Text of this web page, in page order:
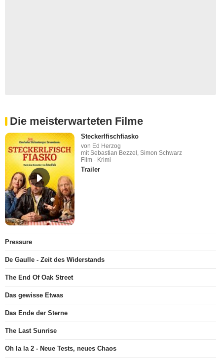
Die meisterwarteten Filme
Steckerlfischfiasko
von Ed Herzog
mit Sebastian Bezzel, Simon Schwarz
Film - Krimi
Trailer
Pressure
De Gaulle - Zeit des Widerstands
The End Of Oak Street
Das gewisse Etwas
Das Ende der Sterne
The Last Sunrise
Oh la la 2 - Neue Tests, neues Chaos